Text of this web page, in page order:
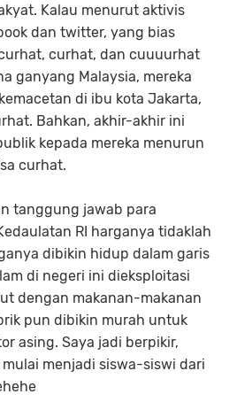
Kalau menurut aktivis
dan twitter, yang bias
curhat, dan cuuuurhat
ganyang Malaysia, mereka
di ibu kota Jakarta,
Bahkan, akhir-akhir ini
kepada mereka menurun
curhat.
tanggung jawab para
RI harganya tidaklah
dibikin hidup dalam garis
di negeri ini dieksploitasi
dengan makanan-makanan
pun dibikin murah untuk
asing. Saya jadi berpikir,
menjadi siswa-siswi dari